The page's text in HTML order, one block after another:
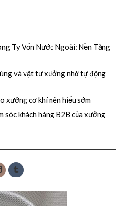
Ty Vốn Nước Ngoài: Nền Tảng
và vật tư xưởng nhờ tự động
xưởng cơ khí nên hiểu sớm
sóc khách hàng B2B của xưởng